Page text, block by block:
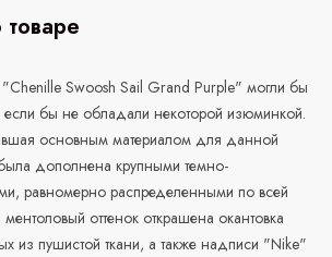
Swoosh Sail Grand Purple" могли бы
если бы не обладали некоторой изюминкой.
основным материалом для данной
дополнена крупными темно-
равномерно распределенными по всей
оттенок открашена окантовка
из пушистой ткани, а также надписи "Nike"